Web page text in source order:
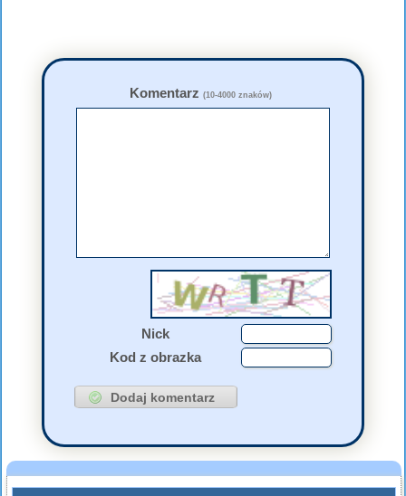
Komentarz (10-4000 znaków)
Nick
Kod z obrazka